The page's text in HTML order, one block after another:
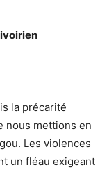
la précarité
nous mettions en
Les violences
un fléau exigeant